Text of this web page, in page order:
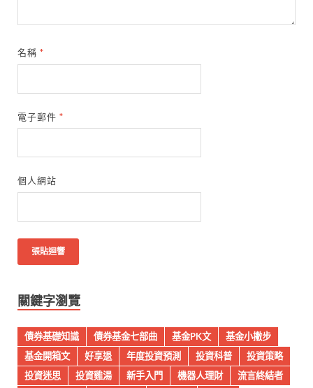
名稱*
電子郵件*
個人網站
關鍵字瀏覽
債券基礎知識 債券基金七部曲 基金PK文
基金小撇步
基金開箱文
好享退 年度投資預測 投資科普
投資策略
投資迷思
投資雞湯 新手入門 機器人理財
流言終結者